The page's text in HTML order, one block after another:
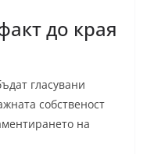
до края
гласувани
собственост
на